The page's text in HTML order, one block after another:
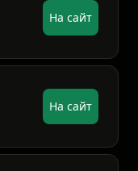
На сайт
На сайт